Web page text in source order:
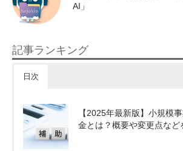
AI」
記事ランキング
日次
【2025年最新版】小規模
金とは？概要や変更点など